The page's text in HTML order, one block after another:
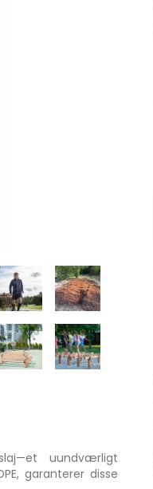
uundværligt
garanterer disse